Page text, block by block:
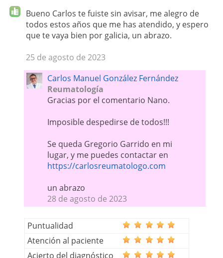
Bueno Carlos te fuiste sin avisar, me alegro de
todos estos años que me has atendido, y espero
que te vaya bien por galicia, un abrazo.
25 de agosto de 2023
Carlos Manuel González Fernández
Reumatología
Gracias por el comentario Nano.
Imposible despedirse de todos!!!
Se queda Gregorio Garrido en mi
lugar, y me puedes contactar en
https://carlosreumatologo.com
un abrazo
28 de agosto de 2023
Puntualidad
Atención al paciente
Acierto del diagnóstico